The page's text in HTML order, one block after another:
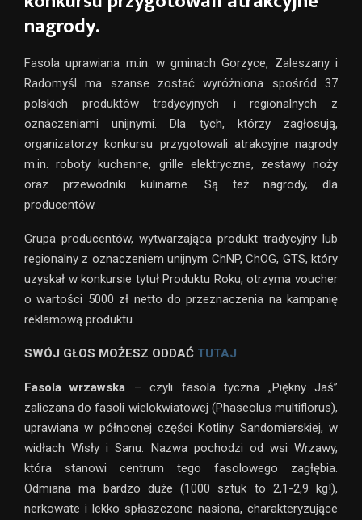
nagrody.
Fasola uprawiana m.in. w gminach Gorzyce, Zaleszany i
Radomyśl ma szanse zostać wyróżniona spośród 37
polskich produktów tradycyjnych i regionalnych z
oznaczeniami unijnymi. Dla tych, którzy zagłosują,
organizatorzy konkursu przygotowali atrakcyjne nagrody
m.in. roboty kuchenne, grille elektryczne, zestawy noży
oraz przewodniki kulinarne. Są też nagrody, dla
producentów.
Grupa producentów, wytwarzająca produkt tradycyjny lub
regionalny z oznaczeniem unijnym ChNP, ChOG, GTS, który
uzyskał w konkursie tytuł Produktu Roku, otrzyma voucher
o wartości 5000 zł netto do przeznaczenia na kampanię
reklamową produktu.
SWÓJ GŁOS MOŻESZ ODDAĆ TUTAJ
Fasola wrzawska – czyli fasola tyczna „Piękny Jaś”
zaliczana do fasoli wielokwiatowej (Phaseolus multiflorus),
uprawiana w północnej części Kotliny Sandomierskiej, w
widłach Wisły i Sanu. Nazwa pochodzi od wsi Wrzawy,
która stanowi centrum tego fasolowego zagłębia.
Odmiana ma bardzo duże (1000 sztuk to 2,1-2,9 kg!),
nerkowate i lekko spłaszczone nasiona, charakteryzujące